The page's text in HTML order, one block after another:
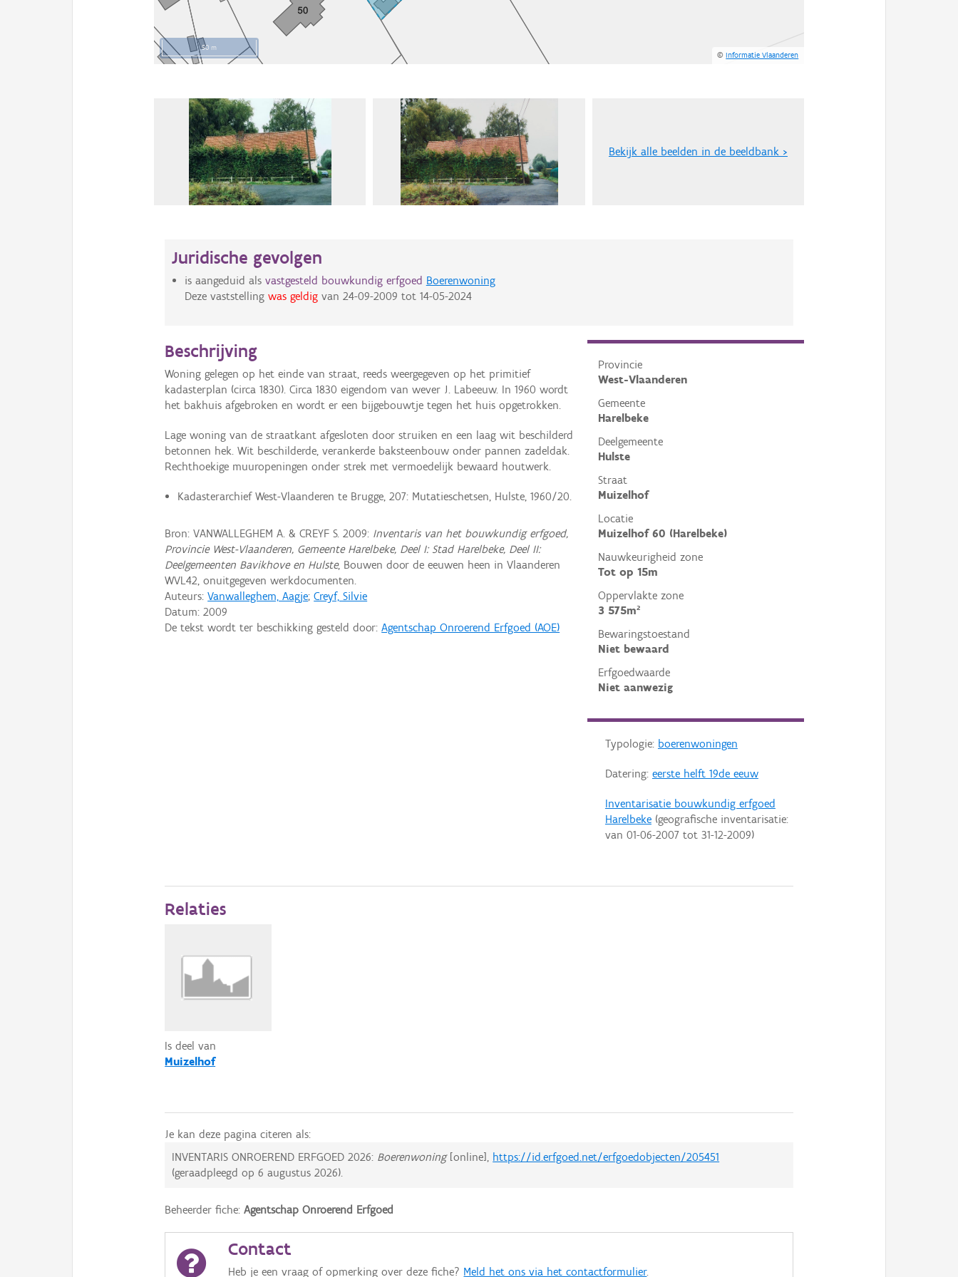
50 m
©Informatie Vlaanderen
Bekijk alle beelden in de beeldbank >
Juridische gevolgen
is aangeduid als vastgesteld bouwkundig erfgoed Boerenwoning
Deze vaststelling was geldigvan 24-09-2009 tot 14-05-2024
Provincie
West-Vlaanderen
Gemeente
Harelbeke
Deelgemeente
Hulste
Straat
Muizelhof
Locatie
Muizelhof 60 (Harelbeke)
Nauwkeurigheid zone
Tot op 15m
Oppervlakte zone
3 575m²
Bewaringstoestand
Niet bewaard
Erfgoedwaarde
Niet aanwezig
Typologie: boerenwoningen
Datering: eerste helft 19de eeuw
Inventarisatie bouwkundig erfgoed
Harelbeke(geografische inventarisatie:
van 01-06-2007tot 31-12-2009)
Beschrijving
Woning gelegen op het einde van straat, reeds weergegeven op het primitief
kadasterplan (circa 1830). Circa 1830 eigendom van wever J. Labeeuw. In 1960 wordt
het bakhuis afgebroken en wordt er een bijgebouwtje tegen het huis opgetrokken.
Lage woning van de straatkant afgesloten door struiken en een laag wit beschilderd
betonnen hek. Wit beschilderde, verankerde baksteenbouw onder pannen zadeldak.
Rechthoekige muuropeningen onder strek met vermoedelijk bewaard houtwerk.
Kadasterarchief West-Vlaanderen te Brugge, 207: Mutatieschetsen, Hulste, 1960/20.
Bron: VANWALLEGHEM A. & CREYF S. 2009: Inventaris van het bouwkundig erfgoed,
Provincie West-Vlaanderen, Gemeente Harelbeke, Deel I: Stad Harelbeke, Deel II:
Deelgemeenten Bavikhove en Hulste, Bouwen door de eeuwen heen in Vlaanderen
WVL42, onuitgegeven werkdocumenten.
Auteurs:Vanwalleghem, Aagje;Creyf, Silvie
Datum:2009
De tekst wordt ter beschikking gesteld door:Agentschap Onroerend Erfgoed (AOE)
Relaties
Is deel van
Muizelhof
Je kan deze pagina citeren als:
INVENTARIS ONROEREND ERFGOED 2026: Boerenwoning[online], https://id.erfgoed.net/erfgoedobjecten/205451
(geraadpleegd op6 augustus 2026).
Beheerder fiche:Agentschap Onroerend Erfgoed
Contact
Heb je een vraag of opmerking over deze fiche? Meld het ons via het contactformulier.